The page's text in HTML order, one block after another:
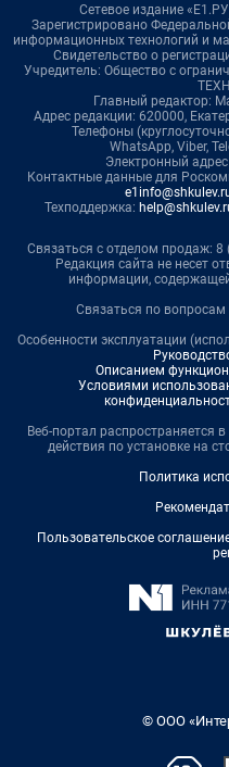
Сетевое издание
Зарегистрировано
информационных технологий и
Свидетельство о
Учредитель: Общество с
Главный редактор:
Адрес редакции: 620000,
Телефоны
WhatsApp, Viber,
Электронный
Контактные данные для
Техподдержка:
Связаться с отделом продаж: 8
Редакция сайта не несет
информации,
Связаться по вопросам
Особенности эксплуатации
Описанием
Условиями
Веб-портал распространяется
действия по установке на
Политика
Пользовательское
© ООО